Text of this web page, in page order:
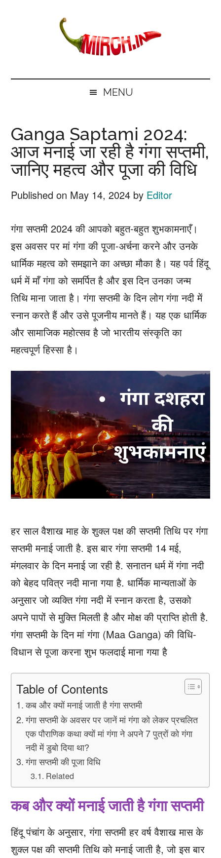
mirch.in
in
Hindi
MENU
Ganga Saptami 2024:
आज मनाई जा रही है गंगा सप्तमी,
जानिए महत्व और पूजा की विधि
Published on May 14, 2024 by Editor
गंगा सप्तमी 2024 की आपको बहुत-बहुत शुभकामनाएँ।
इस अवसर पर मां गंगा की पूजा-अर्चना करने और उनके
धार्मिक महत्व को समझाने का अच्छा मौका है। यह पर्व हिंदू
धर्म में माँ गंगा को समर्पित है और इस दिन उनका जन्म
तिथि माना जाता है। गंगा सप्तमी के दिन लोग गंगा नदी में
स्नान करते हैं और उसे पूजनीय मानते हैं। यह एक धार्मिक
और सामाजिक महोत्सव है जो भारतीय संस्कृति का
महत्वपूर्ण हिस्सा है।
हर साल वैशाख माह के शुक्ल पक्ष की सप्तमी तिथि पर गंगा
सप्तमी मनाई जाती है. इस बार गंगा सप्तमी 14 मई,
मंगलवार के दिन मनाई जा रही है. सनातन धर्म में गंगा नदी
को बेहद पवित्र नदी माना गया है. धार्मिक मान्यताओं के
अनुसार जो व्यक्ति गंगा नदी में स्नान करता है, उसको
अपने पापों से मुक्ति मिलती है और मोक्ष की प्राप्ति होती है.
गंगा सप्तमी के दिन मां गंगा (Maa Ganga) की विधि-
विधान से पूजा करना शुभ फलदाई माना गया है
Table of Contents
कब और क्यों मनाई जाती है गंगा सप्तमी
गंगा सप्तमी के अवसर पर जानें मां गंगा को लेकर प्रचलित
एक पौराणिक कथा क्यों मां गंगा ने अपने 7 पुत्रों को गंगा
नदी में डुबो दिया था?
गंगा सप्तमी की पूजा विधि
Related
कब और क्यों मनाई जाती है गंगा सप्तमी
हिंदू पंचांग के अनुसार, गंगा सप्तमी हर वर्ष वैशाख मास के
शुक्ल पक्ष की सप्तमी तिथि को मनाई जाती है, जो इस बार